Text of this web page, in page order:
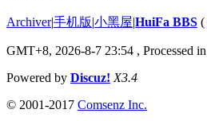
Archiver|手机版|小黑屋|HuiFa BBS (
GMT+8, 2026-8-7 23:54 , Processed
Powered by Discuz! X3.4
© 2001-2017 Comsenz Inc.